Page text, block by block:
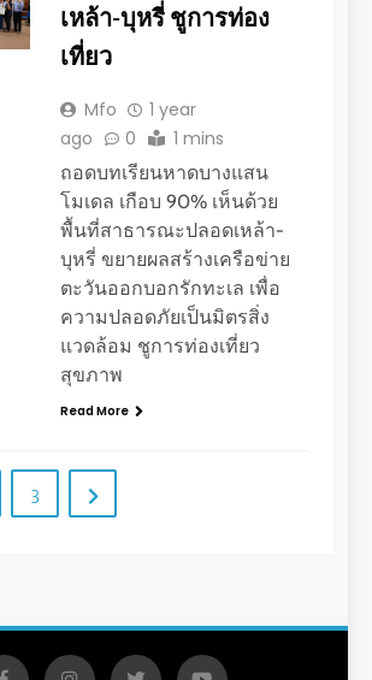
เหล้า-บุหรี่ ชูการท่อง
เที่ยว
Mfo
1 year
ago
0 1 mins
ถอดบทเรียนหาดบางแสน
โมเดล เกือบ 90% เห็นด้วย
พื้นที่สาธารณะปลอดเหล้า-
บุหรี่ ขยายผลสร้างเครือข่าย
ตะวันออกบอกรักทะเล เพื่อ
ความปลอดภัยเป็นมิตรสิ่ง
แวดล้อม ชูการท่องเที่ยว
สุขภาพ
Read More
3